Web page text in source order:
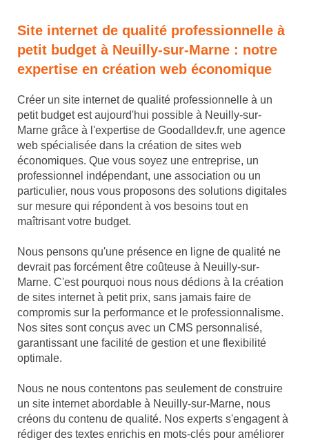
Site internet de qualité professionnelle à
petit budget à Neuilly-sur-Marne : notre
expertise en création web économique
Créer un site internet de qualité professionnelle à un
petit budget est aujourd'hui possible à Neuilly-sur-
Marne grâce à l'expertise de Goodalldev.fr, une agence
web spécialisée dans la création de sites web
économiques. Que vous soyez une entreprise, un
professionnel indépendant, une association ou un
particulier, nous vous proposons des solutions digitales
sur mesure qui répondent à vos besoins tout en
maîtrisant votre budget.
Nous pensons qu'une présence en ligne de qualité ne
devrait pas forcément être coûteuse à Neuilly-sur-
Marne. C'est pourquoi nous nous dédions à la création
de sites internet à petit prix, sans jamais faire de
compromis sur la performance et le professionnalisme.
Nos sites sont conçus avec un CMS personnalisé,
garantissant une facilité de gestion et une flexibilité
optimale.
Nous ne nous contentons pas seulement de construire
un site internet abordable à Neuilly-sur-Marne, nous
créons du contenu de qualité. Nos experts s'engagent à
rédiger des textes enrichis en mots-clés pour améliorer